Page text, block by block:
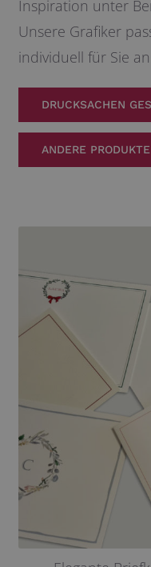
Inspiration unter
Unsere Grafiker
individuell für Sie an
DRUCKSACHEN
ANDERE